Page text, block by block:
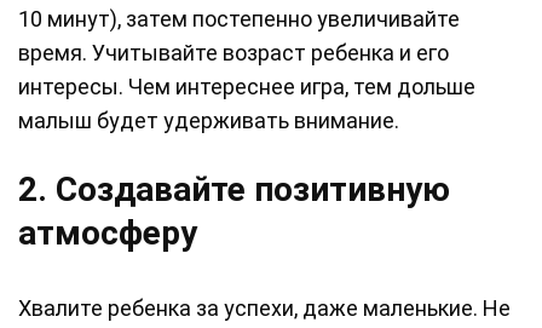
10 минут), затем постепенно увеличивайте
время. Учитывайте возраст ребенка и его
интересы. Чем интереснее игра, тем дольше
малыш будет удерживать внимание.
2. Создавайте позитивную
атмосферу
Хвалите ребенка за успехи, даже маленькие. Не